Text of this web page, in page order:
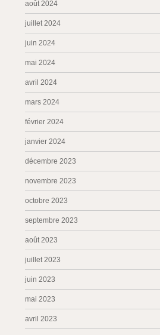
août 2024
juillet 2024
juin 2024
mai 2024
avril 2024
mars 2024
février 2024
janvier 2024
décembre 2023
novembre 2023
octobre 2023
septembre 2023
août 2023
juillet 2023
juin 2023
mai 2023
avril 2023